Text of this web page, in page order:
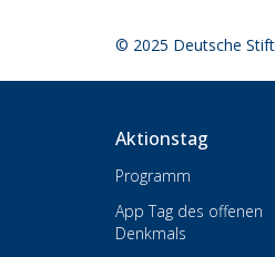
© 2025 Deutsche
Aktionstag
Programm
App Tag des offenen
Denkmals